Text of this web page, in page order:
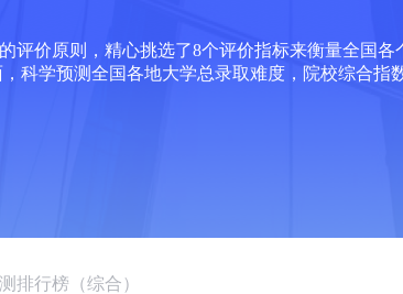
评价原则，精心挑选了8个评价指标来衡量全国
科学预测全国各地大学总录取难度，院校综合
排行榜（综合）